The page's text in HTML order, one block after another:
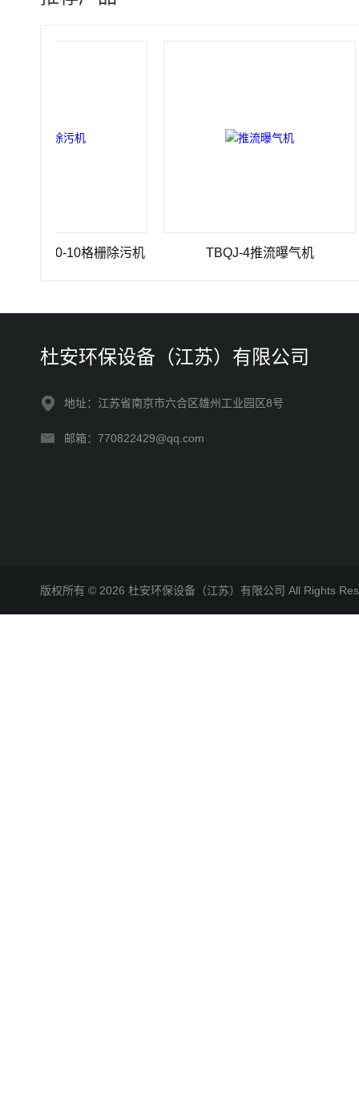
10格栅除污机 TBQJ-4推流曝气机
杜安环保设备（江苏）有限公司
地址：江苏省南京市六合区雄州工业园区8号
邮箱：770822429@qq.com
版权所有 © 2026 杜安环保设备（江苏）有限公司 All Rights